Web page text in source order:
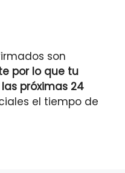
son
por lo que tu
próximas 24
el tiempo de